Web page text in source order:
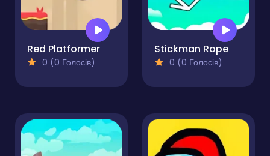
Red Platformer
0 (0 Голосів)
Stickman Rope
0 (0 Голосів)